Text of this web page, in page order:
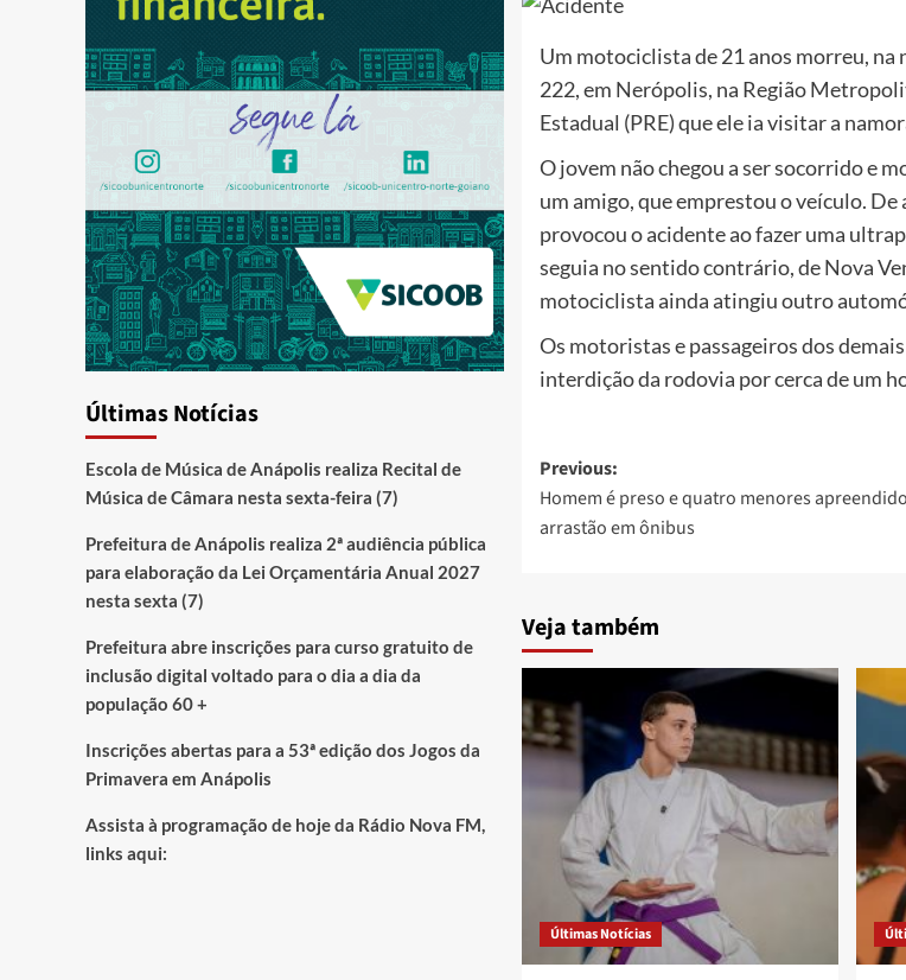
Um motociclista de 21 anos morreu, na
222, em Nerópolis, na Região
Estadual (PRE) que ele ia visitar a
O jovem não chegou a ser socorrido e
um amigo, que emprestou o veículo.
provocou o acidente ao fazer uma
seguia no sentido contrário, de Nova
motociclista ainda atingiu outro
Os motoristas e passageiros dos
interdição da rodovia por cerca de um
Post
navigation
Previous:
Homem é preso e quatro menores
arrastão em ônibus
Veja também
Últimas Notícias
Últimas Notícias
Escola de Música de Anápolis realiza Recital de
Música de Câmara nesta sexta-feira (7)
Prefeitura de Anápolis realiza 2ª audiência pública
para elaboração da Lei Orçamentária Anual 2027
nesta sexta (7)
Prefeitura abre inscrições para curso gratuito de
inclusão digital voltado para o dia a dia da
população 60 +
Inscrições abertas para a 53ª edição dos Jogos da
Primavera em Anápolis
Assista à programação de hoje da Rádio Nova FM,
links aqui: